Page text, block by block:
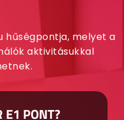
hűségpontja, melyet a
aktivitásukkal
E1 PONT?